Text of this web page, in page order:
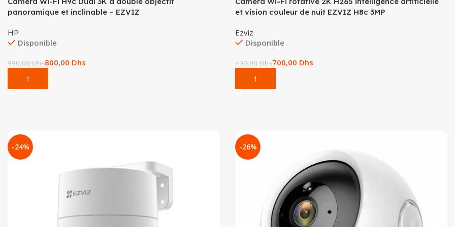
panoramique et inclinable – EZVIZ
HP
Disponible
990,00Dhs800,00 Dhs
Add To Cart
et vision couleur de nuit EZVIZ H8c 3MP
Ezviz
Disponible
790,00Dhs700,00 Dhs
Add To Cart
-24% -26%